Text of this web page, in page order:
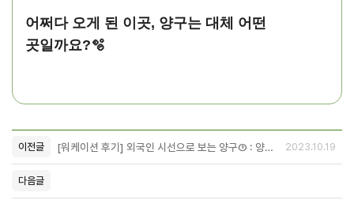
어쩌다 오게 된 이곳, 양구는 대체 어떤
곳일까요?🫧
이전글 [워케이션 후기] 외국인 시선으로 보는 양구① : 양구를 좋아하게 된 이유 2023.10.19
다음글